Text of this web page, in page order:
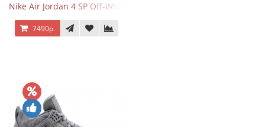
Nike Air Jordan 4 SP Off-White Sail
7490р.